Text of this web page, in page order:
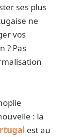
ses plus
ne
vos
? Pas
: la
est au